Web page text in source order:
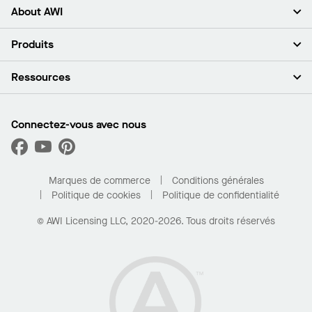
About AWI
À propos de nous
Espace presse
Quelles sont mes options d’achat?
Produits
Plafonds
Capacités sur mesure
Performance
Ressources
Trouver un distributeur
Trouver un distributeur
Pour la maison
Connectez-vous avec nous
Marques de commerce
Conditions générales
Politique de cookies
Politique de confidentialité
© AWI Licensing LLC, 2020-2026. Tous droits réservés